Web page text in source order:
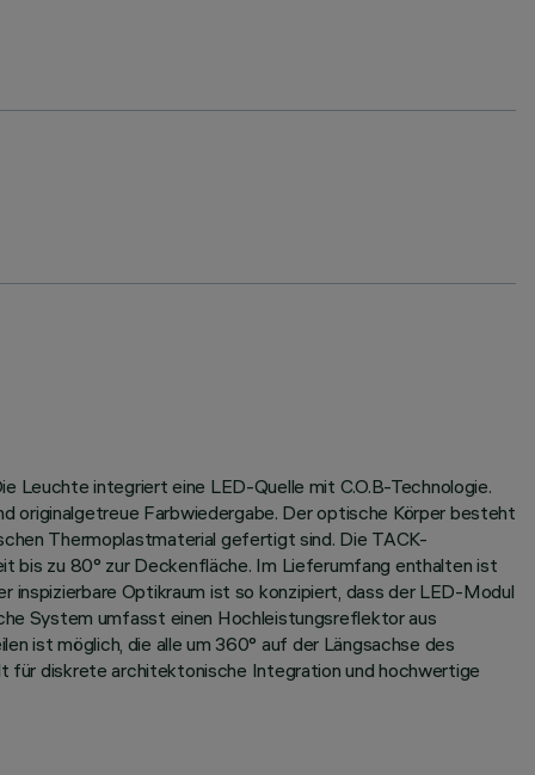
Leuchte integriert eine LED-Quelle mit C.O.B-Technologie.
originalgetreue Farbwiedergabe. Der optische Körper besteht
Thermoplastmaterial gefertigt sind. Die TACK-
bis zu 80° zur Deckenfläche. Im Lieferumfang enthalten ist
inspizierbare Optikraum ist so konzipiert, dass der LED-Modul
System umfasst einen Hochleistungsreflektor aus
ist möglich, die alle um 360° auf der Längsachse des
für diskrete architektonische Integration und hochwertige